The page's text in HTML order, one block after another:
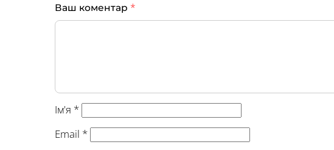
Ваш коментар *
Ім'я *
Email *